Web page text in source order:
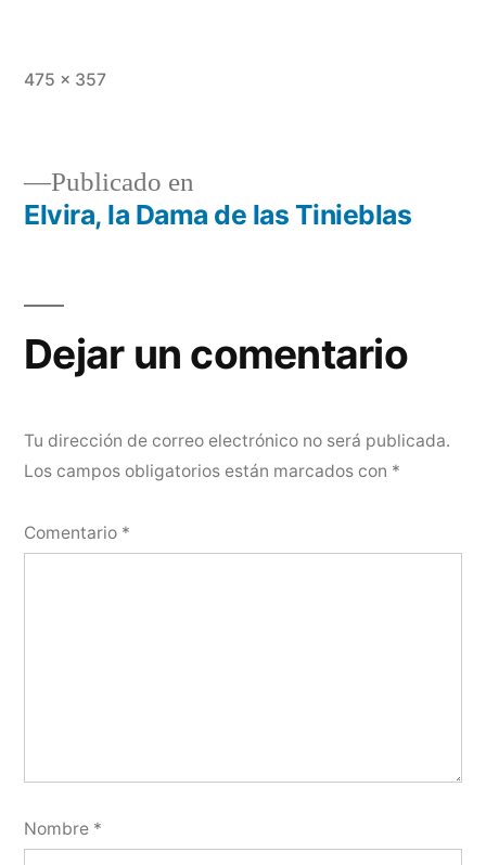
Tamaño
475 × 357
Navegación
entradas
Publicado en
Elvira, la Dama de las Tinieblas
Dejar un comentario
Tu dirección de correo electrónico no será publicada.
Los campos obligatorios están marcados con *
Comentario *
Nombre *